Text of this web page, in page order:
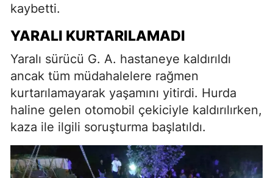
kaybetti.
YARALI KURTARILAMADI
Yaralı sürücü G. A. hastaneye kaldırıldı
ancak tüm müdahalelere rağmen
kurtarılamayarak yaşamını yitirdi. Hurda
haline gelen otomobil çekiciyle kaldırılırken,
kaza ile ilgili soruşturma başlatıldı.